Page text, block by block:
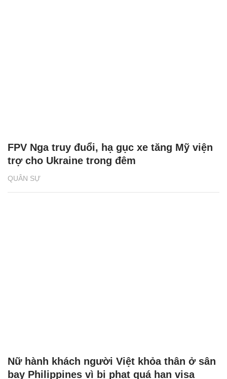
QUÂN SỰ
FPV Nga truy đuổi, hạ gục xe tăng Mỹ viện
trợ cho Ukraine trong đêm
Nữ hành khách người Việt khỏa thân ở sân
bay Philippines vì bị phạt quá hạn visa